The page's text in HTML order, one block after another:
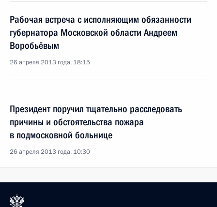
Рабочая встреча с исполняющим обязанности
губернатора Московской области Андреем
Воробьёвым
26 апреля 2013 года, 18:15
Президент поручил тщательно расследовать
причины и обстоятельства пожара
в подмосковной больнице
26 апреля 2013 года, 10:30